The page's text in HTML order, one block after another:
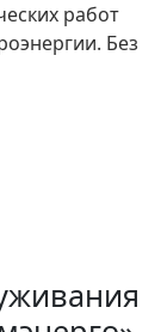
работ
Без